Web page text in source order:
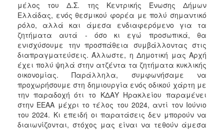
μέλος του Δ.Σ. της Κεντρικής Ένωσης Δήμων
Ελλάδας, ενός θεσμικού φορέα με πολύ σημαντικό
ρόλο, αλλά και άμεσα ενδιαφερόμενο για τα
ζητήματα αυτά - όσο κι εγώ προσωπικά, θα
ενισχύσουμε την προσπάθεια συμβάλλοντας στις
διαπραγματεύσεις. Άλλωστε, η Δημοτική μας Αρχή
έχει πολύ ψηλά στην ατζέντα τα ζητήματα κυκλικής
οικονομίας. Παράλληλα, συμφωνήσαμε να
προχωρήσουμε στη δημιουργία ενός οδικού χάρτη με
την παραδοχή ότι το ΚΔΑΥ Ηρακλείου παραμένει
στην ΕΕΑΑ μέχρι το τέλος του 2024, αντί τον Ιούνιο
του 2024. Κι επειδή οι παρατάσεις δεν μπορούν να
διαιωνίζονται, στόχος μας είναι να τεθούν άμεσα